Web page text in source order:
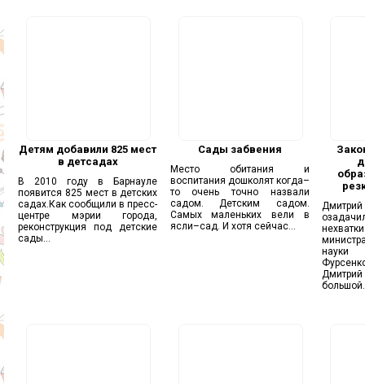
Детям добавили 825 мест
в детсадах
В 2010 году в Барнауле
появится 825 мест в детских
садах.Как сообщили в пресс-
центре мэрии города,
реконструкция под детские
сады...
Сады забвения
Место обитания и
воспитания дошколят когда–
то очень точно назвали
садом. Детским садом.
Самых маленьких вели в
ясли–сад. И хотя сейчас...
Дмитрий